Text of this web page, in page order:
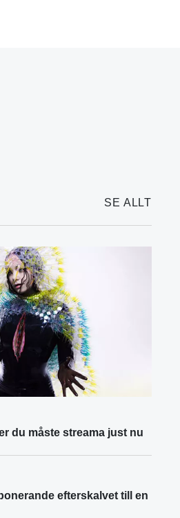
SE ALLT
du måste streama just nu
efterskalvet till en